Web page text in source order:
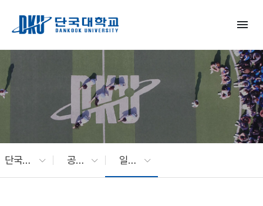
menu
단국대 소식 공지사항 일반공지